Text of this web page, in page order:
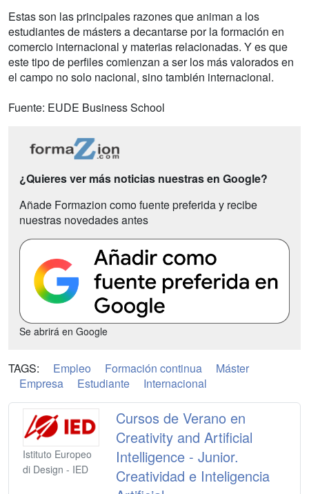
Estas son las principales razones que animan a los
estudiantes de másters a decantarse por la formación en
comercio internacional y materias relacionadas. Y es que
este tipo de perfiles comienzan a ser los más valorados en
el campo no solo nacional, sino también internacional.
Fuente: EUDE Business School
¿Quieres ver más noticias nuestras en Google?
Añade Formazion como fuente preferida y recibe
nuestras novedades antes
Se abrirá en Google
TAGS: Empleo Formación continua
Máster
Empresa
Estudiante Internacional
Istituto Europeo
di Design - IED
Cursos de Verano en
Creativity and Artificial
Intelligence - Junior.
Creatividad e Inteligencia